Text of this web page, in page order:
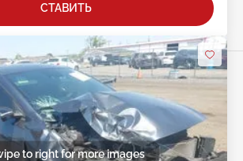
СТАВИТЬ
to right for more images